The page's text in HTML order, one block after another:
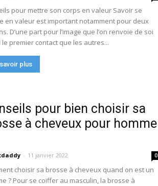
pour mettre son corps en valeur Savoir se
en valeur est important notamment pour deux
D’une part pour l’image que l’on renvoie de soi
le premier contact que les autres...
plus
pour bien choisir sa
à cheveux pour homme
- 11 janvier 2022 0
choisir sa brosse à cheveux quand on est un
? Pour se coiffer au masculin, la brosse à